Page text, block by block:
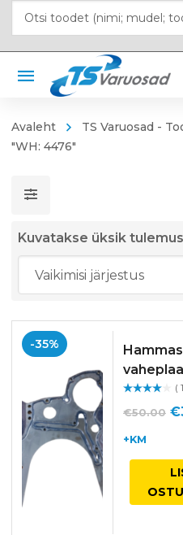
Avaleht TS Varuosad -
"WH: 4476"
Kuvatakse üksik tulemus
-35%
guga
/ 5
(
€50.00 €
+KM